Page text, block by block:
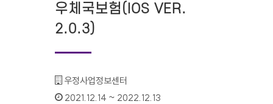
우체국보험(IOS VER.
2.0.3)
기관명 :
우정사업정보센터
인증기간 :
2021.12.14 ~ 2022.12.13